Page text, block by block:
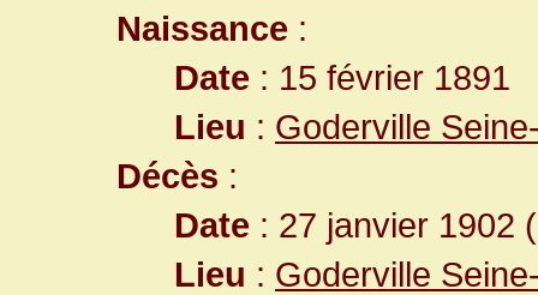
Naissance :
Date : 15 février 1891
Lieu : Goderville
Décès :
Date : 27 janvier 1902
Lieu : Goderville